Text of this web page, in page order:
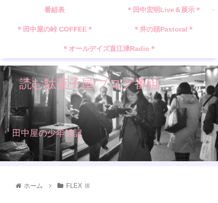
読む駄菓子屋/ブログ番組
田中屋の少年雑記
番組表 ＊田中宏明Live＆展示＊
＊田中屋の峠 COFFEE＊ ＊井の頭Pastoral＊
＊オールデイズ直江津Radio＊
ホーム FLEX Ⅲ